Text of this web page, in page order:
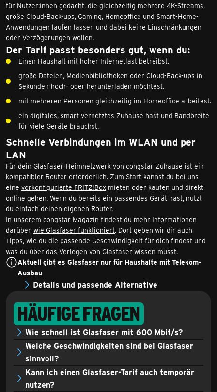
für Nutzer:innen gedacht, die gleichzeitig mehrere 4K-Streams,
große Cloud-Back-ups, Gaming, Homeoffice und Smart-Home-
Anwendungen laufen lassen und dabei keine Einschränkungen
oder Verzögerungen wollen.
Der Tarif passt besonders gut, wenn du:
Einen Haushalt mit hoher Internetlast betreibst.
große Dateien, Medienbibliotheken oder Cloud-Back-ups in
Sekunden hoch- oder herunterladen möchtest.
mit mehreren Personen gleichzeitig im Homeoffice arbeitest.
ein digitales, smart vernetztes Zuhause hast und Bandbreite
für viele Geräte brauchst.
Schnelle Verbindungen im WLAN und per
LAN
Für dein Glasfaser-Heimnetzwerk von congstar Zuhause ist ein
kompatibler Router erforderlich. Zum Start kannst du bei uns
eine vorkonfigurierte FRITZ!Box mieten oder kaufen und direkt
online gehen. Wenn du bereits ein passendes Gerät hast, nutzt
du einfach deinen eigenen Router.
In unserem congstar Magazin findest du mehr Informationen
darüber, wie Glasfaser funktioniert. Dort geben wir dir auch
Tipps, wie du die passende Geschwindigkeit für dich findest und
was du über das Verlegen von Glasfaser wissen musst.
Aktuell gibt es Glasfaser nur für Haushalte mit Telekom-
Ausbau
Details und passende Alternative
HÄUFIGE FRAGEN
Wie schnell ist Glasfaser mit 600 Mbit/s?
Welche Geschwindigkeiten sind bei Glasfaser
sinnvoll?
Kann ich einen Glasfaser-Tarif auch temporär
nutzen?